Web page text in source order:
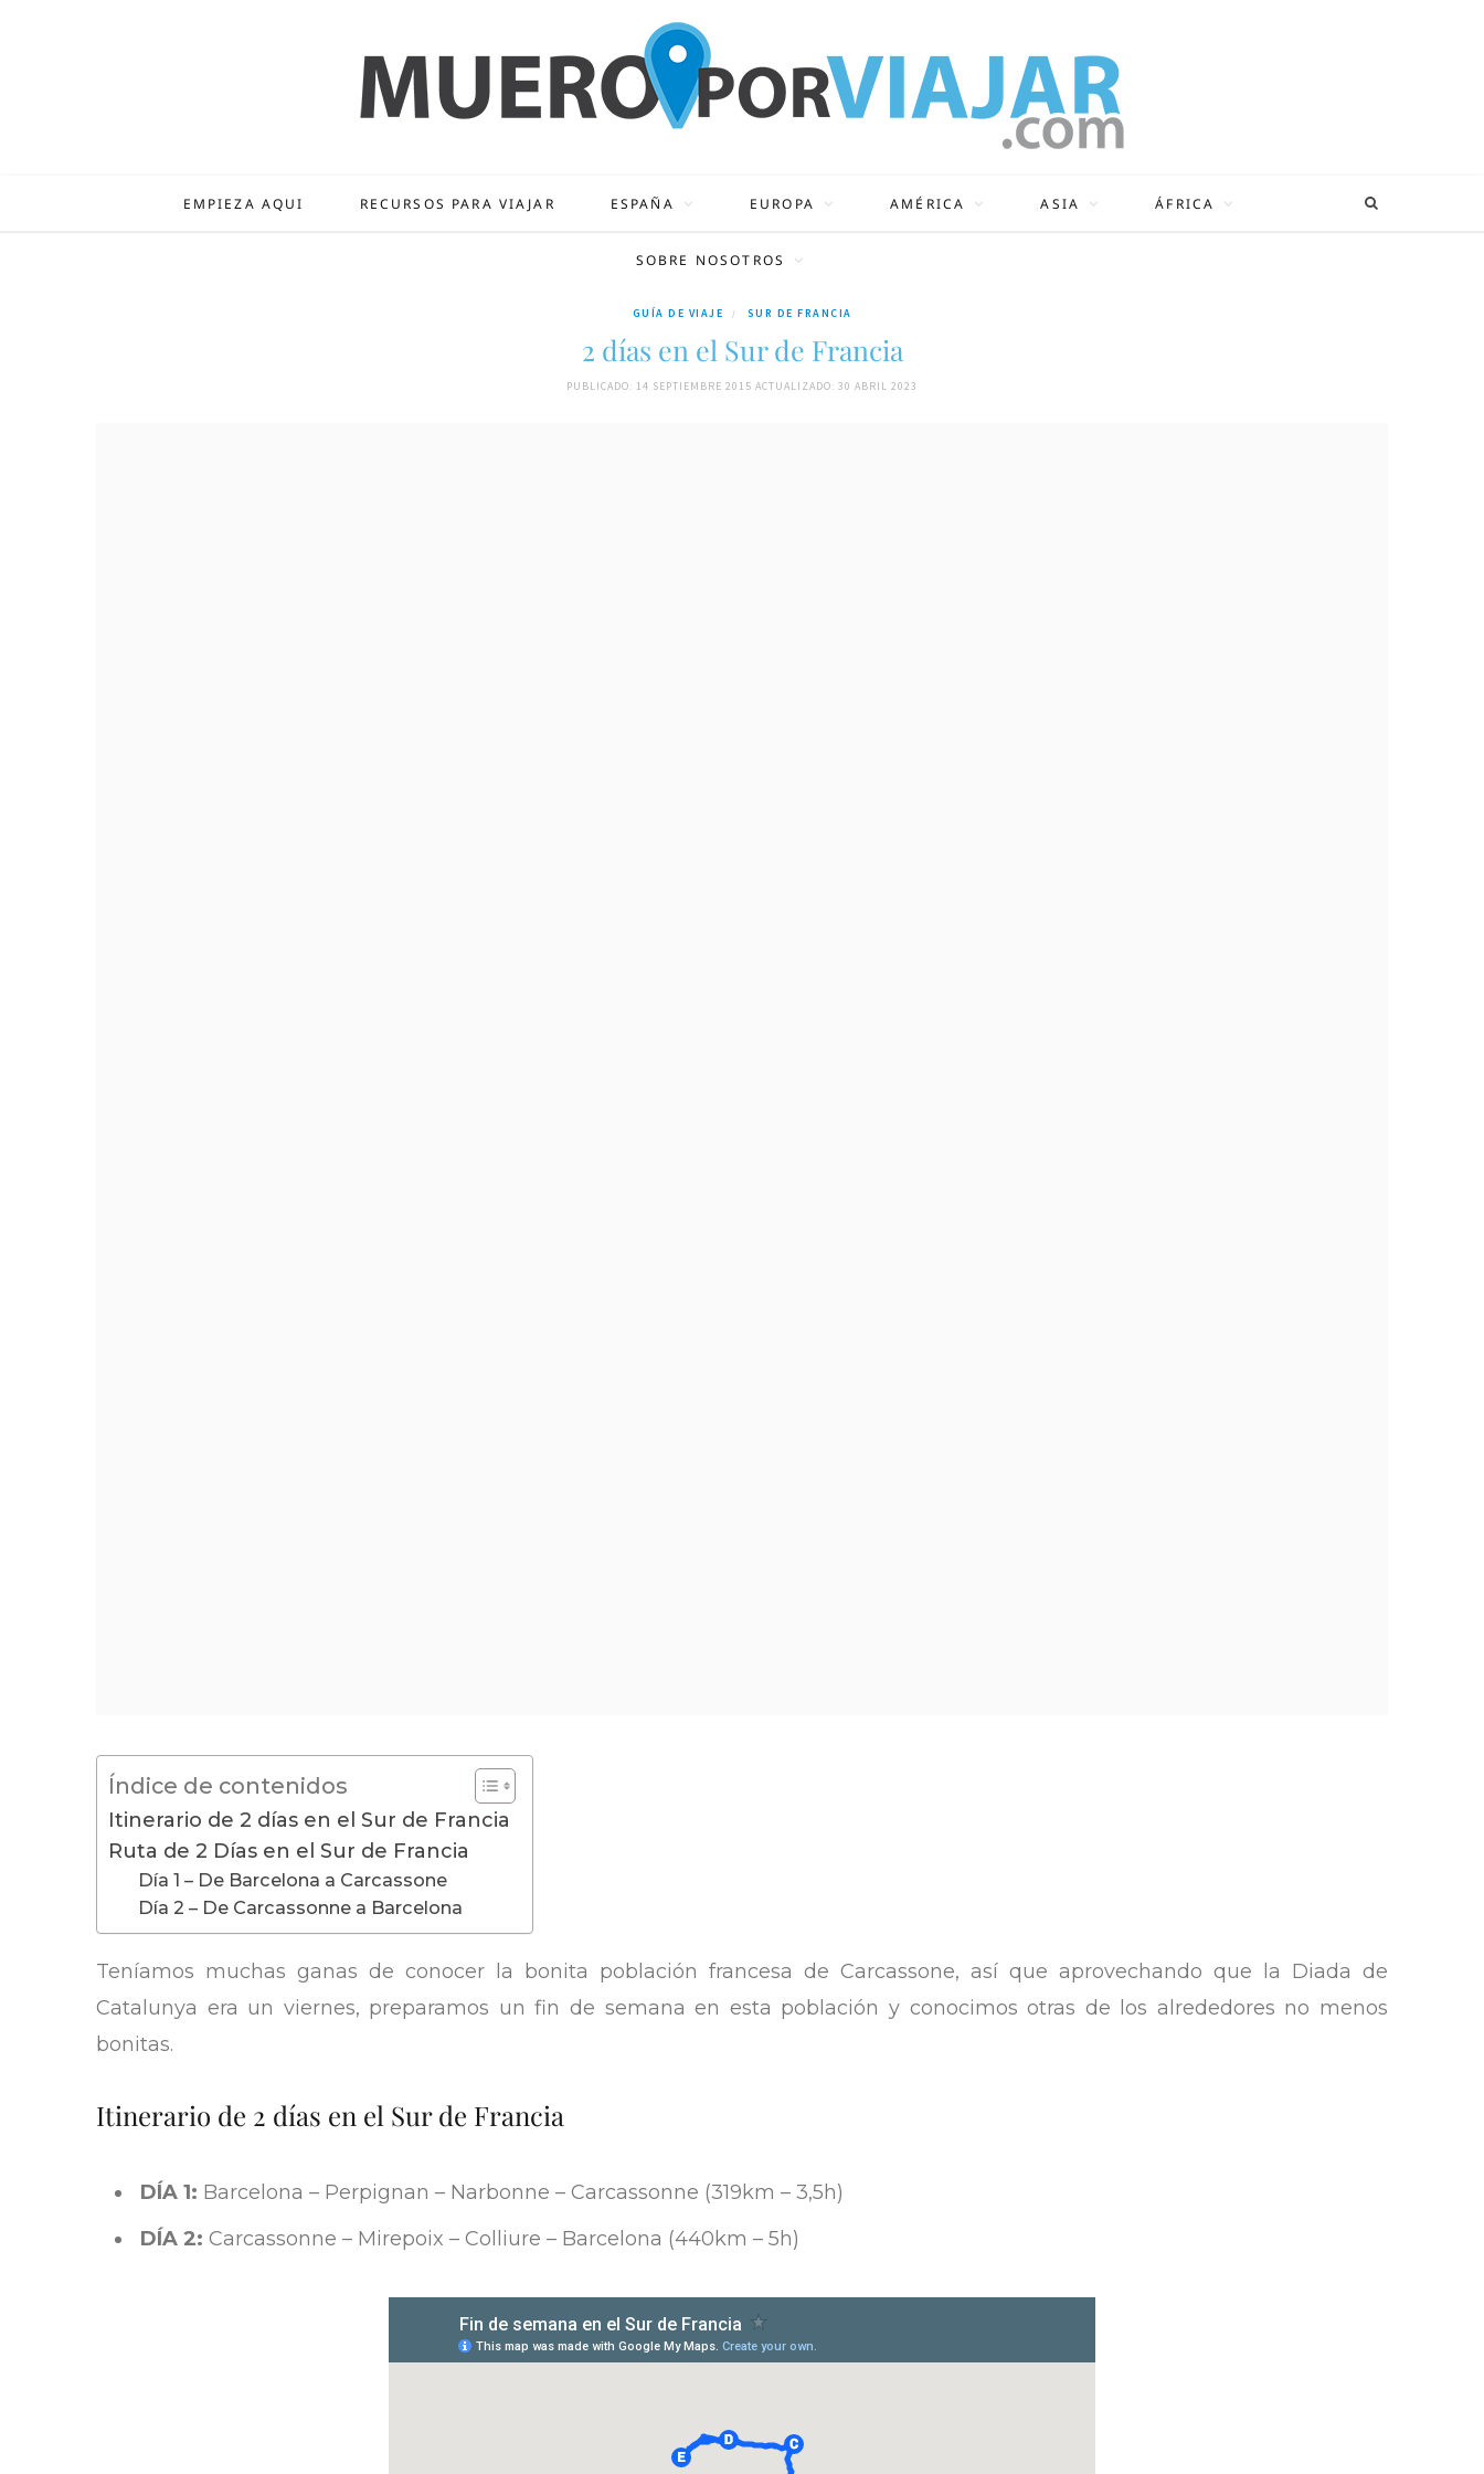
EMPIEZA AQUI RECURSOS PARA VIAJAR ESPAÑA EUROPA AMÉRICA ASIA ÁFRICA
SOBRE NOSOTROS
GUÍA DE VIAJE SUR DE FRANCIA
2 días en el Sur de Francia
PUBLICADO: 14 SEPTIEMBRE 2015 ACTUALIZADO: 30 ABRIL 2023
Índice de contenidos
Itinerario de 2 días en el Sur de Francia
Ruta de 2 Días en el Sur de Francia
Día 1 – De Barcelona a Carcassone
Día 2 – De Carcassonne a Barcelona
Teníamos muchas ganas de conocer la bonita población francesa de Carcassone, así que aprovechando que la Diada de
Catalunya era un viernes, preparamos un fin de semana en esta población y conocimos otras de los alrededores no menos
bonitas.
Itinerario de 2 días en el Sur de Francia
DÍA 1: Barcelona – Perpignan – Narbonne – Carcassonne (319km – 3,5h)
DÍA 2: Carcassonne – Mirepoix – Colliure – Barcelona (440km – 5h)